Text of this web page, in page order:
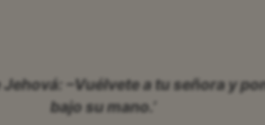
Jehová: –Vuélvete a tu señora y
bajo su mano.’